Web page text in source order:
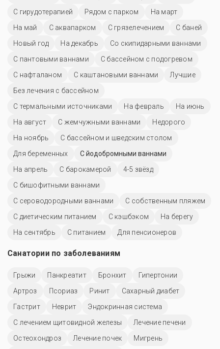
С гирудотерапией
Рядом с парком
На март
На май
С аквапарком С грязелечением
С баней
Новый год
На декабрь
Со скипидарными ваннами
С пантовыми ваннами
С бассейном с подогревом
С нафталаном
С каштановыми ваннами
Лучшие
Без лечения с бассейном
С термальными источниками
На февраль
На июнь
На август
С жемчужными ваннами
Недорого
На ноябрь
С бассейном и шведским столом
Для беременных
С йодобромными ваннами
На апрель
С барокамерой
4-5 звёзд
С бишофитными ваннами
С сероводородными ваннами
С собственным пляжем
С диетическим питанием
С кэшбэком
На берегу
На сентябрь
С питанием Для пенсионеров
Санатории по заболеваниям
Грыжи Панкреатит Бронхит
Гипертонии
Артроз
Псориаз Ринит
Сахарный диабет
Гастрит
Неврит
Эндокринная система
С лечением щитовидной железы
Лечение печени
Остеохондроз
Лечение почек
Мигрень